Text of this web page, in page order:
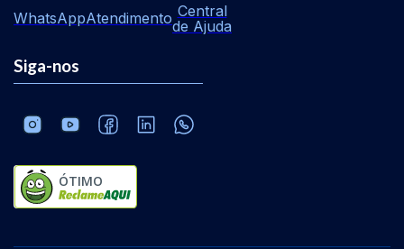
WhatsAppAtendimento Central
de Ajuda
Siga-nos
ÓTIMO